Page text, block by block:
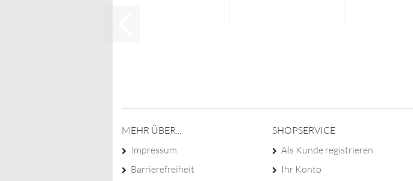
MEHR ÜBER...
Impressum
Barrierefreiheit
SHOPSERVICE
Als Kunde registrieren
Ihr Konto